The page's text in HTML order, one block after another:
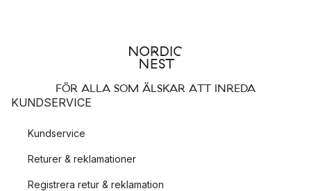
FÖR ALLA SOM ÄLSKAR ATT INREDA
KUNDSERVICE
Kundservice
Returer & reklamationer
Registrera retur & reklamation